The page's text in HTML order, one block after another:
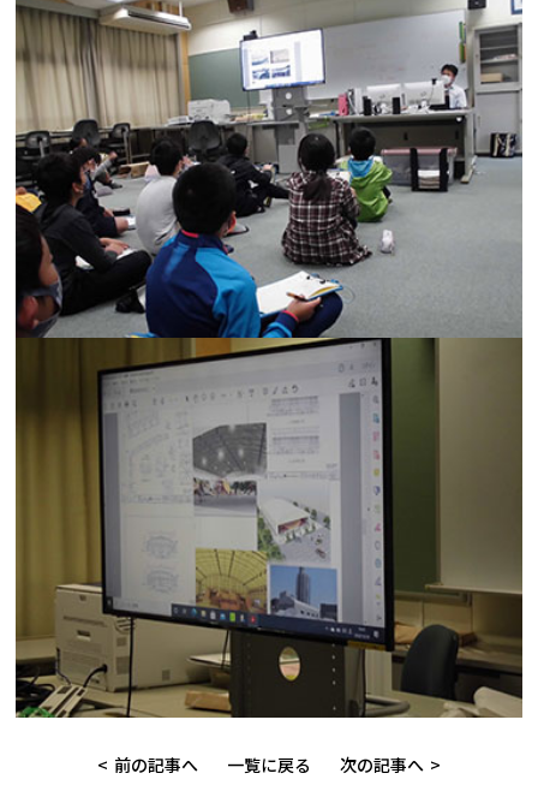
前の記事へ 一覧に戻る 次の記事へ